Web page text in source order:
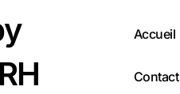
Accueil
Contact